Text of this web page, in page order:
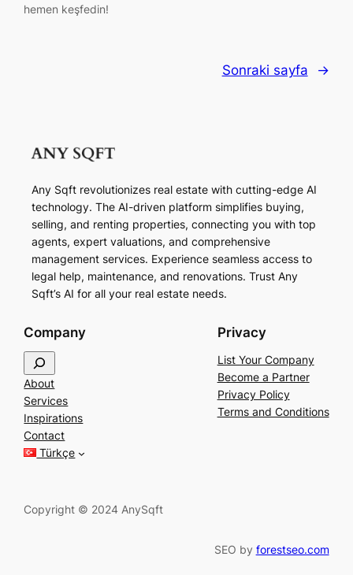
hemen keşfedin!
Sonraki sayfa →
Any Sqft revolutionizes real estate with cutting-edge AI
technology. The AI-driven platform simplifies buying,
selling, and renting properties, connecting you with top
agents, expert valuations, and comprehensive
management services. Experience seamless access to
legal help, maintenance, and renovations. Trust Any
Sqft’s AI for all your real estate needs.
Company
e
a
r
c
h
About
Services
Inspirations
Contact
Türkçe
Privacy
List Your Company
Become a Partner
Privacy Policy
Terms and Conditions
Copyright © 2024 AnySqft
SEO by forestseo.com